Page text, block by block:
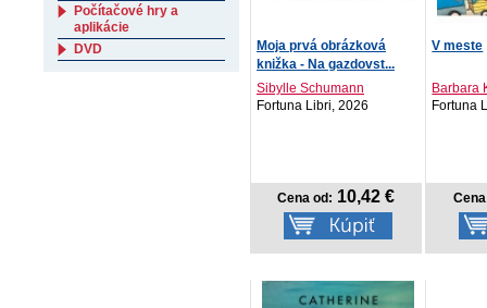
Moja prvá obrázková
knižka - Na gazdovst...
Sibylle Schumann
Fortuna Libri, 2026
Cena od: 10,42 €
V meste
Barbara
Fortuna
Počítačové hry a
aplikácie
DVD